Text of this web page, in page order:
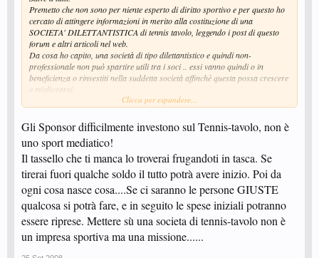
Premetto che non sono per niente esperto di diritto sportivo e per questo ho
cercato di attingere informazioni in merito alla costituzione di una
SOCIETA' DILETTANTISTICA di tennis tavolo, leggendo i post di questo
forum e altri articoli nel web.
Da cosa ho capito, una società di tipo dilettantistico e quindi non-
professionale non può spartire utili tra i soci .. essi vanno quindi o in
beneficienza o rinvestiti nella suddetta società affinchè questa possa crescere
e migliorarsi.
Se questo è vero, deduco quindi che le uniche entrate che possono permettere
(allenatori, tecnici ecc) derivino dagli sponsor che hanno deciso di
appoggiare la società dilettantistica.
E' così la musica? o mi manca qualche tassello per capire come stanno le
cose realmente?
Spero che qualcuno mi riesca a spiegare questo importante passaggio..
Grazie,
dezmo
Clicca per espandere...
Gli Sponsor difficilmente investono sul Tennis-tavolo, non è
uno sport mediatico!
Il tassello che ti manca lo troverai frugandoti in tasca. Se
tirerai fuori qualche soldo il tutto potrà avere inizio. Poi da
ogni cosa nasce cosa....Se ci saranno le persone GIUSTE
qualcosa si potrà fare, e in seguito le spese iniziali potranno
essere riprese. Mettere sù una societa di tennis-tavolo non è
un impresa sportiva ma una missione......